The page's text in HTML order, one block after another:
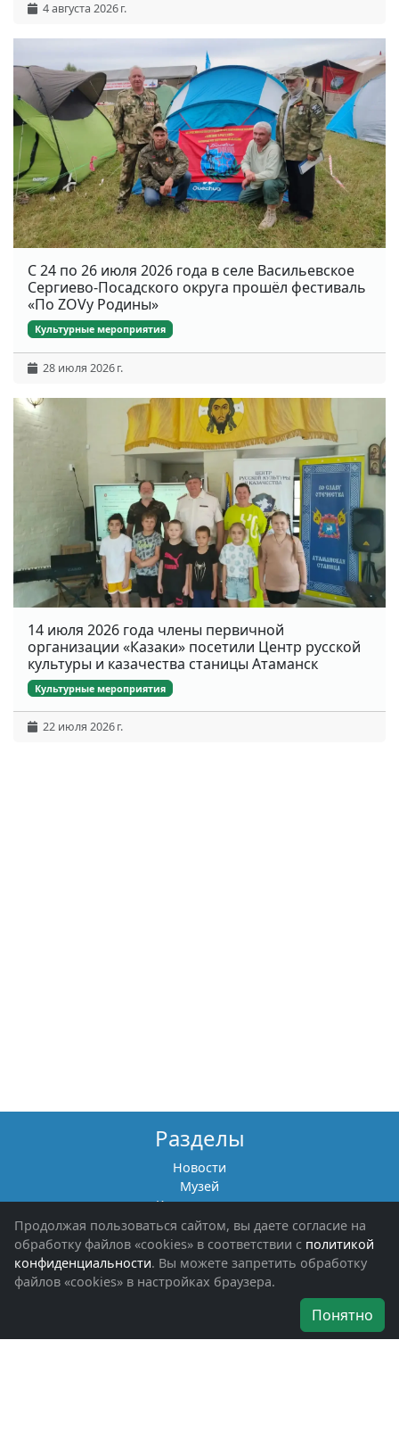
4 августа 2026 г.
С 24 по 26 июля 2026 года в селе Васильевское
Сергиево-Посадского округа прошёл фестиваль
«По ZOVу Родины»
Культурные мероприятия
28 июля 2026 г.
14 июля 2026 года члены первичной
организации «Казаки» посетили Центр русской
культуры и казачества станицы Атаманск
Культурные мероприятия
22 июля 2026 г.
Разделы
Новости
Музей
Книги памяти
Фотоальбомы
Обращения граждан
Помощь участникам СВО и их семьям
Об организации
Наши награды
Продолжая пользоваться сайтом, вы даете согласие на
обработку файлов «cookies» в соответствии с политикой
конфиденциальности. Вы можете запретить обработку
файлов «cookies» в настройках браузера.
Понятно